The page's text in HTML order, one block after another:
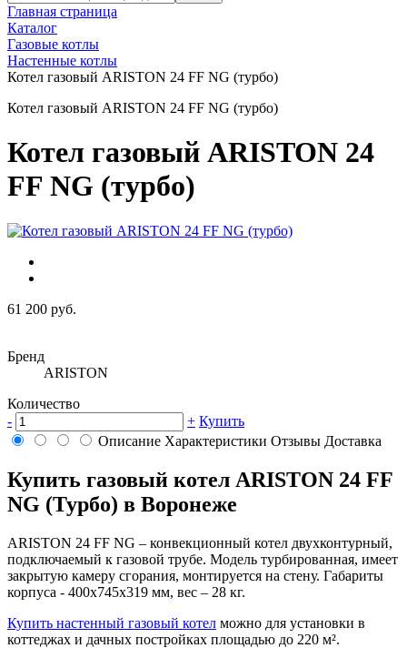
Главная страница
Каталог
Газовые котлы
Настенные котлы
Котел газовый ARISTON 24 FF NG (турбо)
Котел газовый ARISTON 24 FF NG (турбо)
Котел газовый ARISTON 24
FF NG (турбо)
61 200 руб.
Бренд
ARISTON
Количество
-
+ Купить
Описание Характеристики Отзывы Доставка
Купить газовый котел ARISTON 24 FF
NG (Турбо) в Воронеже
ARISTON 24 FF NG – конвекционный котел двухконтурный,
подключаемый к газовой трубе. Модель турбированная, имеет
закрытую камеру сгорания, монтируется на стену. Габариты
корпуса - 400x745x319 мм, вес – 28 кг.
Купить настенный газовый котел можно для установки в
коттеджах и дачных постройках площадью до 220 м².